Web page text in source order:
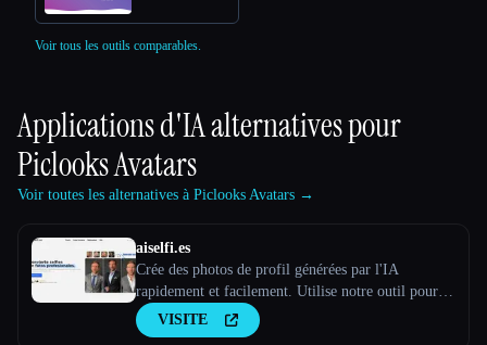
Voir tous les outils comparables.
Applications d'IA alternatives pour
Piclooks Avatars
Voir toutes les alternatives à Piclooks Avatars →
aiselfi.es
Crée des photos de profil générées par l'IA
rapidement et facilement. Utilise notre outil pour
créer des photos de profil IA personnalisées et
gratuites en quelques minutes. Essaye-le →
VISITE